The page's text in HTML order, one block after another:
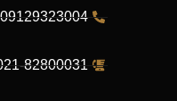
09129323004
82800031